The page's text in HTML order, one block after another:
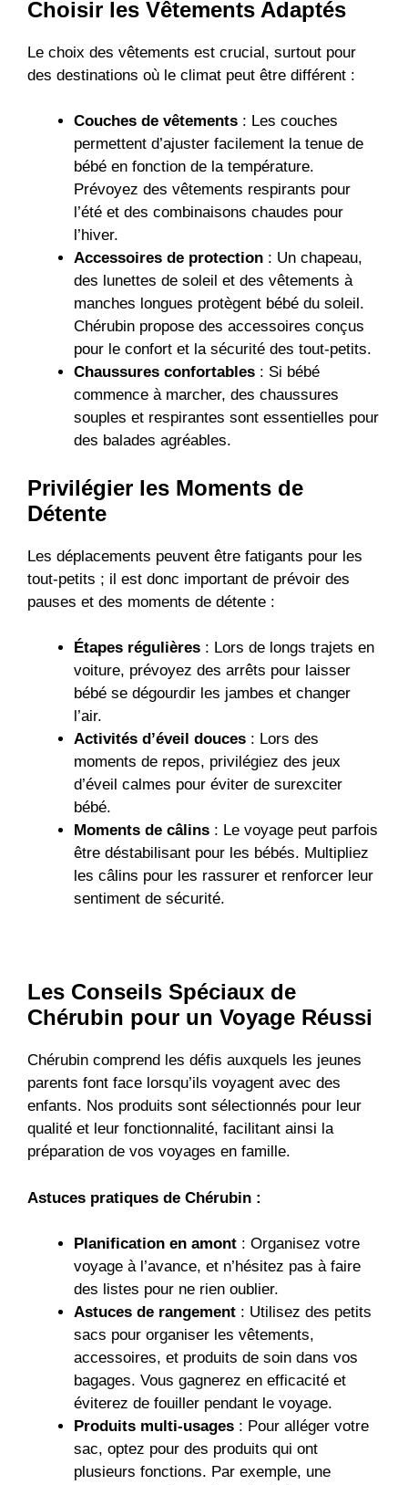
Choisir les Vêtements Adaptés
Le choix des vêtements est crucial, surtout pour
des destinations où le climat peut être différent :
Couches de vêtements : Les couches
permettent d’ajuster facilement la tenue de
bébé en fonction de la température.
Prévoyez des vêtements respirants pour
l’été et des combinaisons chaudes pour
l’hiver.
Accessoires de protection : Un chapeau,
des lunettes de soleil et des vêtements à
manches longues protègent bébé du soleil.
Chérubin propose des accessoires conçus
pour le confort et la sécurité des tout-petits.
Chaussures confortables : Si bébé
commence à marcher, des chaussures
souples et respirantes sont essentielles pour
des balades agréables.
Privilégier les Moments de
Détente
Les déplacements peuvent être fatigants pour les
tout-petits ; il est donc important de prévoir des
pauses et des moments de détente :
Étapes régulières : Lors de longs trajets en
voiture, prévoyez des arrêts pour laisser
bébé se dégourdir les jambes et changer
l’air.
Activités d’éveil douces : Lors des
moments de repos, privilégiez des jeux
d’éveil calmes pour éviter de surexciter
bébé.
Moments de câlins : Le voyage peut parfois
être déstabilisant pour les bébés. Multipliez
les câlins pour les rassurer et renforcer leur
sentiment de sécurité.
Les Conseils Spéciaux de
Chérubin pour un Voyage Réussi
Chérubin comprend les défis auxquels les jeunes
parents font face lorsqu’ils voyagent avec des
enfants. Nos produits sont sélectionnés pour leur
qualité et leur fonctionnalité, facilitant ainsi la
préparation de vos voyages en famille.
Astuces pratiques de Chérubin :
Planification en amont : Organisez votre
voyage à l’avance, et n’hésitez pas à faire
des listes pour ne rien oublier.
Astuces de rangement : Utilisez des petits
sacs pour organiser les vêtements,
accessoires, et produits de soin dans vos
bagages. Vous gagnerez en efficacité et
éviterez de fouiller pendant le voyage.
Produits multi-usages : Pour alléger votre
sac, optez pour des produits qui ont
plusieurs fonctions. Par exemple, une